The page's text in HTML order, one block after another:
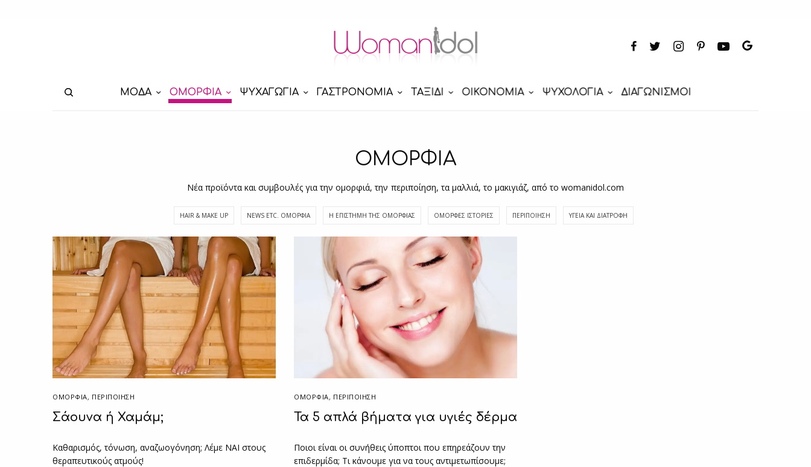
ΜΟΔΑ ΟΜΟΡΦΙΑ ΨΥΧΑΓΩΓΙΑ ΓΑΣΤΡΟΝΟΜΙΑ ΤΑΞΙΔΙ ΟΙΚΟΝΟΜΙΑ ΨΥΧΟΛΟΓΙΑ ΔΙΑΓΩΝΙΣΜΟΙ
ΟΜΟΡΦΙΑ
Νέα προϊόντα και συμβουλές για την ομορφιά, την περιποίηση, τα μαλλιά, το μακιγιάζ, από το womanidol.com
HAIR & MAKE UP NEWS ETC. ΟΜΟΡΦΙΆ Η ΕΠΙΣΤΉΜΗ ΤΗΣ ΟΜΟΡΦΙΆΣ ΌΜΟΡΦΕΣ ΙΣΤΟΡΊΕΣ ΠΕΡΙΠΟΊΗΣΗ ΥΓΕΊΑ ΚΑΙ ΔΙΑΤΡΟΦΉ
ΟΜΟΡΦΙΑ, ΠΕΡΙΠΟΊΗΣΗ
Σάουνα ή Χαμάμ;
Καθαρισμός, τόνωση, αναζωογόνηση; Λέμε ΝΑΙ στους
θεραπευτικούς ατμούς!
ΟΜΟΡΦΙΑ, ΠΕΡΙΠΟΊΗΣΗ
Τα 5 απλά βήματα για υγιές δέρμα
Ποιοι είναι οι συνήθεις ύποπτοι που επηρεάζουν την
επιδερμίδα; Τι κάνουμε για να τους αντιμετωπίσουμε;